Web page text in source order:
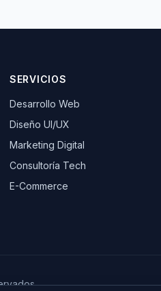
SERVICIOS
Desarrollo Web
Diseño UI/UX
Marketing Digital
Consultoría Tech
E-Commerce